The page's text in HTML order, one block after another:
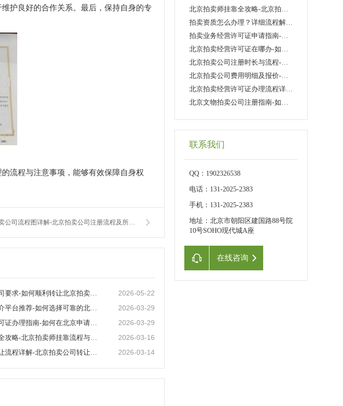
护良好的合作关系。最后，保持自身的专
流程与注意事项，能够有效保障自身权
下一篇：办理北京拍卖公司流程图详解-北京拍卖公司注册流程及所需材料
转让北京拍卖公司要求-如何顺利转让北京拍卖公司的条件与流程详解 2026-05-22
北京拍卖公司中介平台推荐-如何选择可靠的北京拍卖公司中介平台 2026-03-29
北京拍卖经营许可证办理指南-如何在北京申请拍卖经营许可证的详细流程 2026-03-29
北京拍卖师挂靠全攻略-北京拍卖师挂靠流程与注意事项详解 2026-03-16
北京拍卖公司转让流程详解-北京拍卖公司转让流程及注意事项 2026-03-14
北京拍卖师挂靠全攻略-北京拍卖师挂靠流程与注意事项详解
拍卖资质怎么办理？详细流程解析-拍卖资质办理流程及所需材料详解
拍卖业务经营许可证申请指南-如何办理拍卖业务经营许可证流程详解
北京拍卖经营许可证在哪办-如何办理北京拍卖经营许可证流程及所需材料
北京拍卖公司注册时长与流程-北京拍卖公司注册需要多长时间及注意事项
北京拍卖公司费用明细及报价-北京拍卖公司收费标准与服务费用解析
北京拍卖经营许可证办理流程详解-如何办理北京拍卖经营许可证的完整步骤
北京文物拍卖公司注册指南-如何在北京注册一家文物拍卖公司
联系我们
QQ：1902326538
电话：131-2025-2383
手机：131-2025-2383
地址：北京市朝阳区建国路88号院
10号SOHO现代城A座
在线咨询